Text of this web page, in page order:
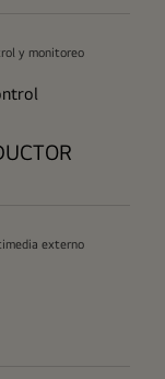
y monitoreo
externo